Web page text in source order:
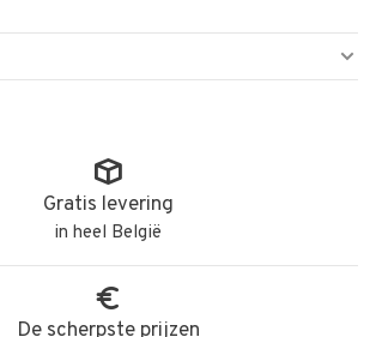
Gratis levering
in heel België
De scherpste prijzen